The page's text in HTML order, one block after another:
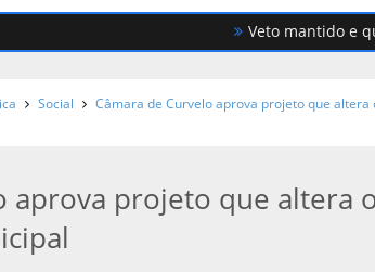
Veto mantido e
Social
Câmara de Curvelo aprova projeto que altera
aprova projeto que altera